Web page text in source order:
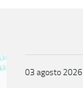
03 agosto 2026